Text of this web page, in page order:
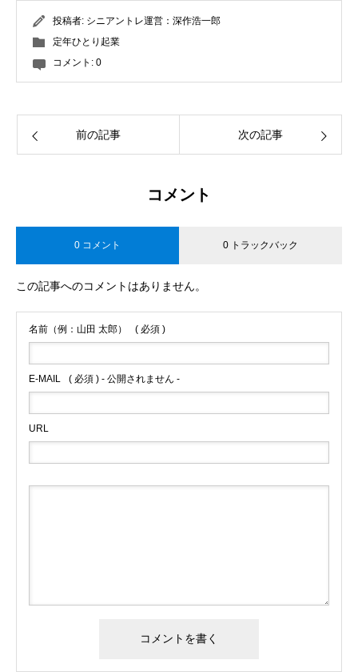
投稿者: シニアントレ運営：深作浩一郎
定年ひとり起業
コメント: 0
前の記事 次の記事
コメント
0 コメント 0 トラックバック
この記事へのコメントはありません。
名前（例：山田 太郎） ( 必須 )
E-MAIL ( 必須 ) - 公開されません -
URL